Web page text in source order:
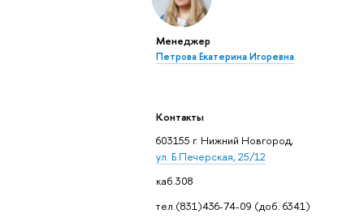
Менеджер
Петрова Екатерина Игоревна
Контакты
603155 г. Нижний Новгород,
ул. Б.Печерская, 25/12
каб.308
тел.(831)436-74-09 (доб. 6341)